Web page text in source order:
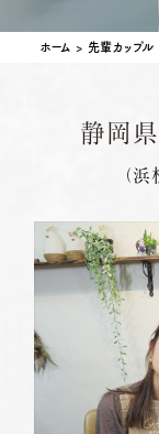
G.festa
結婚
ベビー
デザイ
ホーム > 先輩カップル
静岡
（浜
岐阜
名古
定休日
岡崎
営業時
定休日
三重